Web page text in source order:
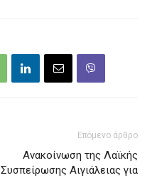
Επόμενο άρθρο
Ανακοίνωση της Λαϊκής
Συσπείρωσης Αιγιάλειας για